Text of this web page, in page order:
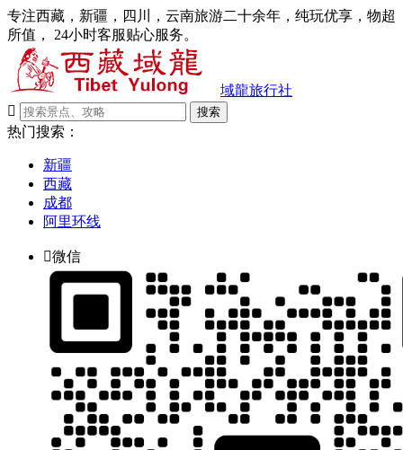
专注西藏，新疆，四川，云南旅游二十余年，纯玩优享，物超
所值， 24小时客服贴心服务。
域龍旅行社

搜索
热门搜索：
新疆
西藏
成都
阿里环线
微信